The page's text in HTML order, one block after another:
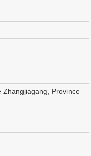
Zhangjiagang, Province